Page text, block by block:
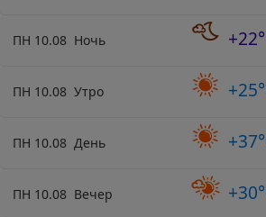
ПН 10.08 Ночь
ПН 10.08 Утро
ПН 10.08 День
ПН 10.08 Вечер